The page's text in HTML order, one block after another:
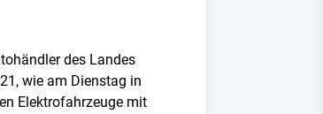
des Landes
wie am Dienstag in
Elektrofahrzeuge mit